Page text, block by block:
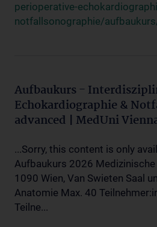
perioperative-
notfallsonographie/
Aufbaukurs -
Echokardiographie &
advanced | MedUni
...Sorry, this content is only
Aufbaukurs 2026 Medizinische
1090 Wien, Van Swieten Saal
Anatomie Max. 40
Teilne...